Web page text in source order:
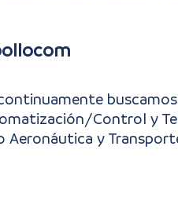
Control y
Aeronáutica y